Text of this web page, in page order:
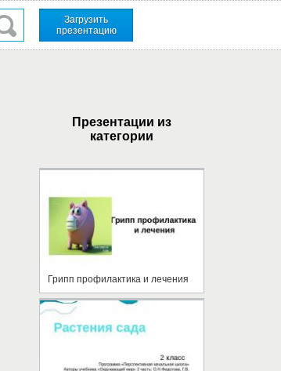
Загрузить
презентацию
Презентации из
категории
Грипп профилактика и лечения